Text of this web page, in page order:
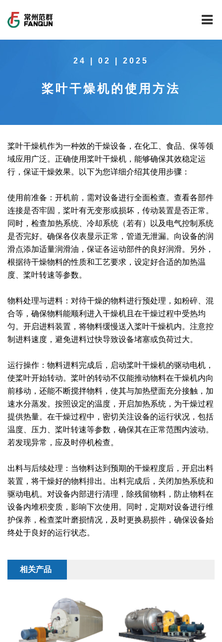
公司介绍
公司荣誉
范群文化
载体催化剂全自动生产线系列
回转圆筒干燥焙烧系列
喷雾干燥机系列
带式干燥焙烧系列
真空干燥系列
桨叶式干燥系列
载体干燥系列
沸腾干燥系列
烘箱干燥系列
管束干燥系列
干燥配套装置
新能源新材料行业
制药行业
环保行业
化工行业
技术中心
工程实验室
质量监督技术中心
新闻中心
行业新闻
技术专栏
常见问题
社会责任
全球契约组织成员
公共责任
公益支持
社会责任报告
绿色发展
绿色工厂
人才招聘
联系我们
24 | 02 | 2025
桨叶干燥机的使用方法
桨叶干燥机作为一种效的干燥设备，在化工、食品、保等领
域应用广泛。正确使用桨叶干燥机，能够确保其效稳定运
行，保证干燥效果。以下为您详细介绍其使用步骤：
使用前准备：开机前，需对设备进行全面检查。查看各部件
连接是否牢固，桨叶有无变形或损坏，传动装置是否正常。
同时，检查加热系统、冷却系统（若有）以及电气控制系统
是否完好。确保各仪表显示正常，管道无泄漏。向设备的润
滑点添加适量润滑油，保证各运动部件的良好润滑。另外，
根据待干燥物料的性质和工艺要求，设定好合适的加热温
度、桨叶转速等参数。
物料处理与进料：对待干燥的物料进行预处理，如粉碎、混
合等，确保物料能顺利进入干燥机且在干燥过程中受热均
匀。开启进料装置，将物料缓慢送入桨叶干燥机内。注意控
制进料速度，避免进料过快导致设备堵塞或负荷过大。
运行操作：物料进料完成后，启动桨叶干燥机的驱动电机，
使桨叶开始转动。桨叶的转动不仅能推动物料在干燥机内向
前移动，还能不断搅拌物料，使其与加热壁面充分接触，加
速水分蒸发。按照设定的温度，开启加热系统，为干燥过程
提供热量。在干燥过程中，密切关注设备的运行状况，包括
温度、压力、桨叶转速等参数，确保其在正常范围内波动。
若发现异常，应及时停机检查。
出料与后续处理：当物料达到预期的干燥程度后，开启出料
装置，将干燥好的物料排出。出料完成后，关闭加热系统和
驱动电机。对设备内部进行清理，除残留物料，防止物料在
设备内堆积变质，影响下次使用。同时，定期对设备进行维
护保养，检查桨叶磨损情况，及时更换易损件，确保设备始
终处于良好的运行状态。
相关产品